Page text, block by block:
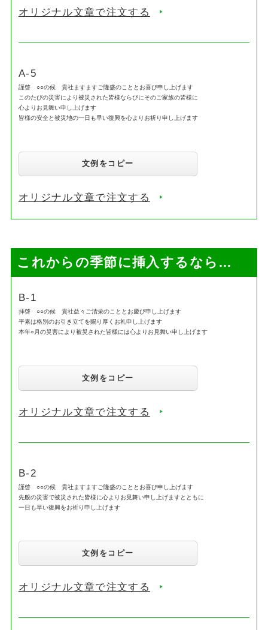
オリジナル文章で注文する
A-5
謹啓 ○○の候 貴社ますますご隆盛のこととお喜び申し上げます
このたびの災害により被災された皆様ならびにそのご家族の皆様に
心よりお見舞い申し上げます
皆様の安全と被災地の一日も早い復興を心よりお祈り申し上げます
文例をコピー
オリジナル文章で注文する
これからの季節に挿入するなら…
B-1
拝啓 ○○の候 貴社益々ご清栄のこととお慶び申し上げます
平素は格別のお引き立てを賜り厚くお礼申し上げます
本年○月の災害により被災された皆様には心よりお見舞い申し上げます
文例をコピー
オリジナル文章で注文する
B-2
謹啓 ○○の候 貴社ますますご隆盛のこととお喜び申し上げます
先般の災害で被災された皆様に心よりお見舞い申し上げますとともに
一日も早い復興をお祈り申し上げます
文例をコピー
オリジナル文章で注文する